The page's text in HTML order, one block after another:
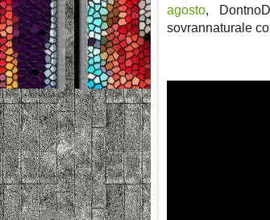
agosto,
sovrannaturale